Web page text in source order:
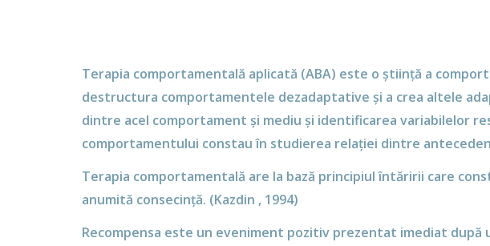
Terapia comportamentală aplicată (ABA) este o știință a
destructura comportamentele dezadaptative și a crea altele
dintre acel comportament și mediu și identificarea variabilelor
comportamentului constau în studierea relației dintre
Terapia comportamentală are la bază principiul întăririi care
anumită consecință. (Kazdin , 1994)
Recompensa este un eveniment pozitiv prezentat imediat